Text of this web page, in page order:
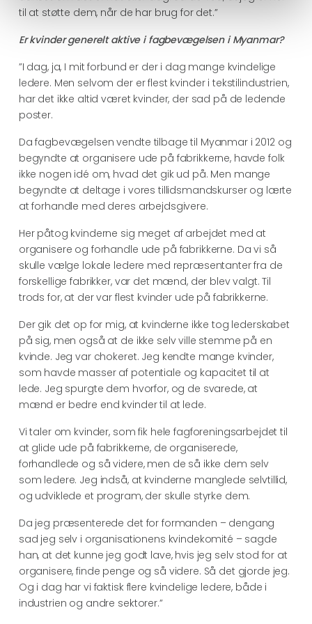
til at støtte dem, når de har brug for det.”
Er kvinder generelt aktive i fagbevægelsen i Myanmar?
”I dag, ja, I mit forbund er der i dag mange kvindelige
ledere. Men selvom der er flest kvinder i tekstilindustrien,
har det ikke altid været kvinder, der sad på de ledende
poster.
Da fagbevægelsen vendte tilbage til Myanmar i 2012 og
begyndte at organisere ude på fabrikkerne, havde folk
ikke nogen idé om, hvad det gik ud på. Men mange
begyndte at deltage i vores tillidsmandskurser og lærte
at forhandle med deres arbejdsgivere.
Her påtog kvinderne sig meget af arbejdet med at
organisere og forhandle ude på fabrikkerne. Da vi så
skulle vælge lokale ledere med repræsentanter fra de
forskellige fabrikker, var det mænd, der blev valgt. Til
trods for, at der var flest kvinder ude på fabrikkerne.
Der gik det op for mig, at kvinderne ikke tog lederskabet
på sig, men også at de ikke selv ville stemme på en
kvinde. Jeg var chokeret. Jeg kendte mange kvinder,
som havde masser af potentiale og kapacitet til at
lede. Jeg spurgte dem hvorfor, og de svarede, at
mænd er bedre end kvinder til at lede.
Vi taler om kvinder, som fik hele fagforeningsarbejdet til
at glide ude på fabrikkerne, de organiserede,
forhandlede og så videre, men de så ikke dem selv
som ledere. Jeg indså, at kvinderne manglede selvtillid,
og udviklede et program, der skulle styrke dem.
Da jeg præsenterede det for formanden – dengang
sad jeg selv i organisationens kvindekomité – sagde
han, at det kunne jeg godt lave, hvis jeg selv stod for at
organisere, finde penge og så videre. Så det gjorde jeg.
Og i dag har vi faktisk flere kvindelige ledere, både i
industrien og andre sektorer.”